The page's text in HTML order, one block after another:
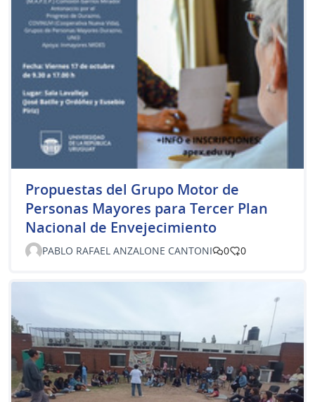
Propuestas del Grupo Motor de
Personas Mayores para Tercer Plan
Nacional de Envejecimiento
PABLO RAFAEL ANZALONE CANTONI 0 0